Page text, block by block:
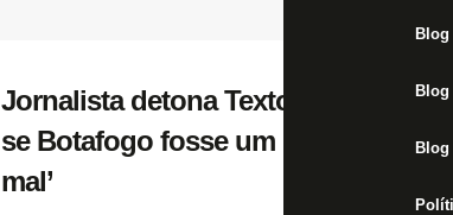
Blog
Jornalista detona Textor na
se Botafogo fosse um
mal’